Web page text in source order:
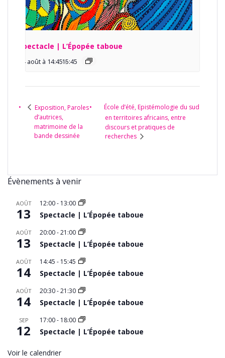
Spectacle | L’Épopée taboue
14 août à 14:45 -
15:45
Exposition, Paroles
d’autrices,
matrimoine de la
bande dessinée
École d’été, Epistémologie du sud
en territoires africains, entre
discours et pratiques de
recherches
Évènements à venir
AOÛT
13
12:00- 13:00
Spectacle | L’Épopée taboue
AOÛT
13
20:00-21:00
Spectacle | L’Épopée taboue
AOÛT
14
14:45 - 15:45
Spectacle | L’Épopée taboue
AOÛT
14
20:30-21:30
Spectacle | L’Épopée taboue
SEP
12
17:00- 18:00
Spectacle | L’Épopée taboue
Voir le calendrier